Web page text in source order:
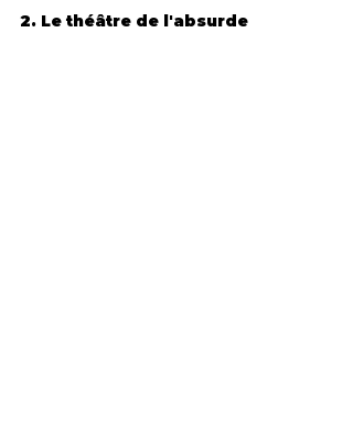
2. Le théâtre de l'absurde